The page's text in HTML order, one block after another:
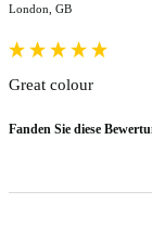
London, GB
Great colour
Fanden Sie diese